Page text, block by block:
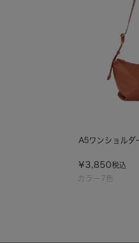
カラー7色
A5ワンショルダ
¥ 3,850税込